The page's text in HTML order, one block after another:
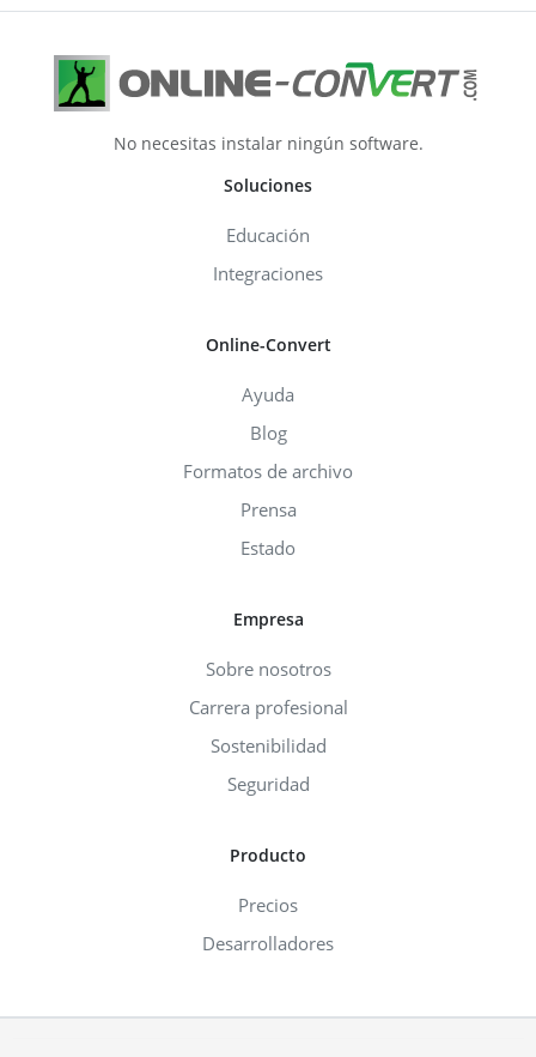
No necesitas instalar ningún software.
Soluciones
Educación
Integraciones
Online-Convert
Ayuda
Blog
Formatos de archivo
Prensa
Estado
Empresa
Sobre nosotros
Carrera profesional
Sostenibilidad
Seguridad
Producto
Precios
Desarrolladores